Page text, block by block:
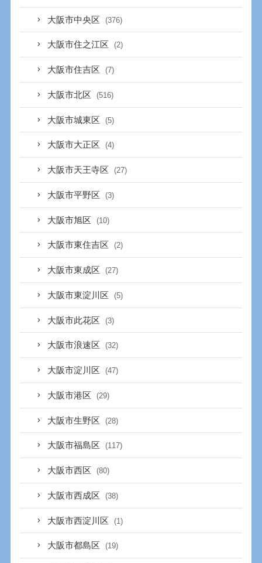
大阪市中央区 (376)
大阪市住之江区 (2)
大阪市住吉区 (7)
大阪市北区 (516)
大阪市城東区 (5)
大阪市大正区 (4)
大阪市天王寺区 (27)
大阪市平野区 (3)
大阪市旭区 (10)
大阪市東住吉区 (2)
大阪市東成区 (27)
大阪市東淀川区 (5)
大阪市此花区 (3)
大阪市浪速区 (32)
大阪市淀川区 (47)
大阪市港区 (29)
大阪市生野区 (28)
大阪市福島区 (117)
大阪市西区 (80)
大阪市西成区 (38)
大阪市西淀川区 (1)
大阪市都島区 (19)